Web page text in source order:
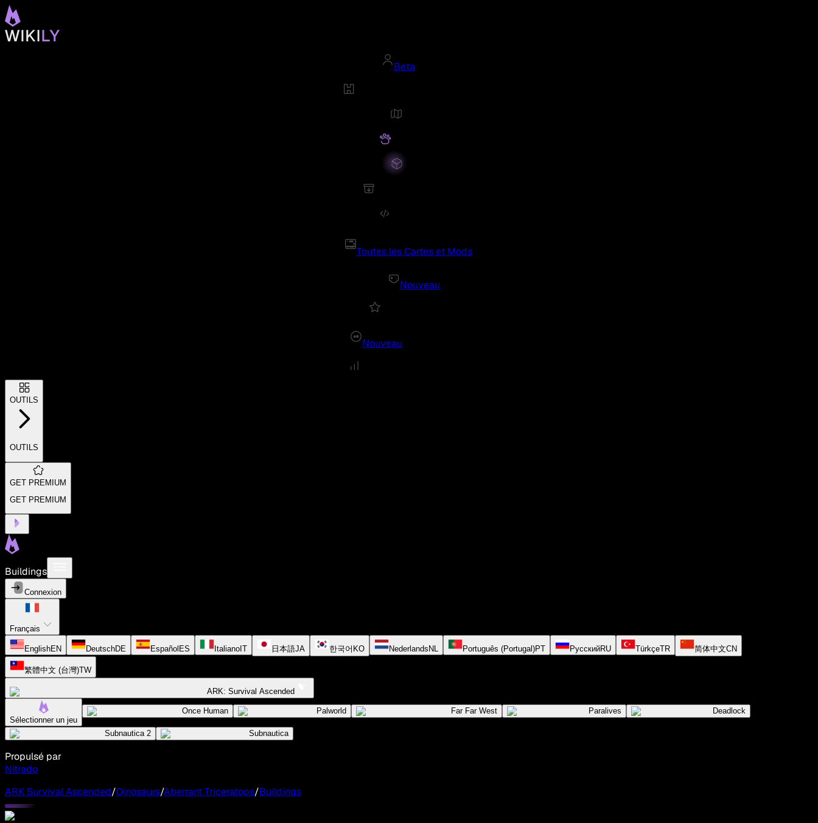
Beta
Toutes les Cartes et Mods
Nouveau
Nouveau
OUTILS
OUTILS
GET PREMIUM
GET PREMIUM
Buildings
Connexion
Français
EnglishEN DeutschDE Español ES Italiano IT 日本語JA 한국어 KO Nederlands NL Português (Portugal)PT РусскийRU TürkçeTR 简体中文CN
繁體中文 (台灣)TW
ARK: Survival Ascended
Sélectionner un jeu
Once Human Palworld Far Far West Paralives Deadlock
Subnautica 2 Subnautica
Propulsé par
Nitrado
ARK Survival Ascended/Dinosaurs/Aberrant Triceratops/Buildings